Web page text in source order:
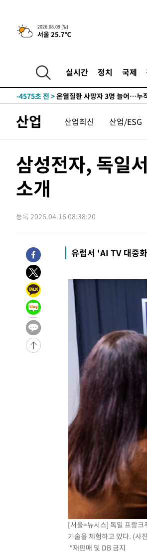
2026.08.09 (일)
서울 25.7℃
실시간 정치 국제
42.08%·宋 10.17%
-12845초 전 >이강인 "아틀레티코 이적 기
것"
-12780초 전 >[속보]與 당대표 경선, 제주·인
-5824초 전 >
[속보]이강인 "감독님이 원하
레티코 이적"
-5606초 전 >
-4575초 전 >온열질환 사망자 3명 늘어…누
1시간 전 >
백운산서 80년근 천종산삼 9뿌리
2시간 전 >선재도서 해루질 나섰다 실종 60
2시간 전 >여수 오동도 해상서 모터보트 전
4시간 전 >극한폭염 한풀 꺾이지만…'낮 최고
날씨]
4시간 전 >
8시간 전 >'최고 37도' 폭염 지속…강원동해
10시간 전 >[속보]뉴욕증시 상승 마감
-23049초 전 >
이란 "호르무즈 재개방 합의
-14096초 전 >
한민수·김용 순
-14049초 전 >
[속보]김민석, 與 전대 당원
청래 44.56%
-13331초 전 >
[속보]與 대표 경선 제주·인
42.08%·宋 10.17%
-12865초 전 >
이강인 "아틀레티코 이적 기
-12800초 전 >
[속보]與 당대표 경선, 제주·
-6574초 전 >
낮 최고 35도 '무더위'…동해
-5844초 전 >
[속보]이강인 "감독님이 원하
수도권 40도 육박 '펄펄'…동
온열질환 사망자 3명 늘어…누
강릉에 시간당 81.4㎜ 물폭탄…도
백운산서 80년근 천종산삼 9뿌
선재도서 해루질 나섰다 실종 60
남자 농구, 나고야 아시안게임서
여수 오동도 해상서 모터보트 전
극한폭염 한풀 꺾이지만…'낮 최
축구협회 "압수수색·성접대 논
[속보]'압수수색·성접대 논란' 축
'최고 37도' 폭염 지속…강원동해
[속보]뉴욕증시 상승 마감
산업 산업최신 산업/ESG
삼성전자, 독일
소개
등록 2026.04.16 08:38:20
유럽서 'AI TV 대중
[서울=뉴시스] 독일 프랑
기술을 체험하고 있다. (사
*재판매 및 DB 금지